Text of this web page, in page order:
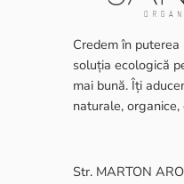
Credem în
soluția ecologică
mai bună. Îți
naturale,
Str. MARTON